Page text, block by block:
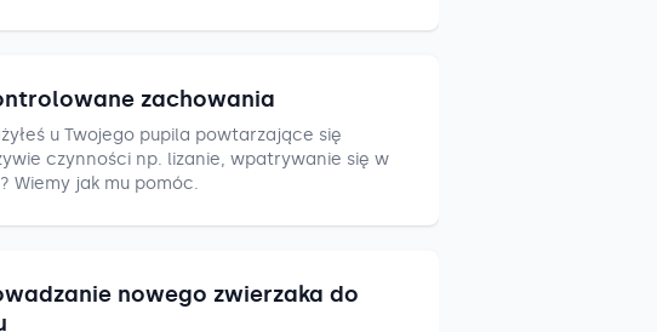
zachowania
u Twojego pupila powtarzające się
czynności np. lizanie, wpatrywanie się w
Wiemy jak mu pomóc.
nowego zwierzaka do